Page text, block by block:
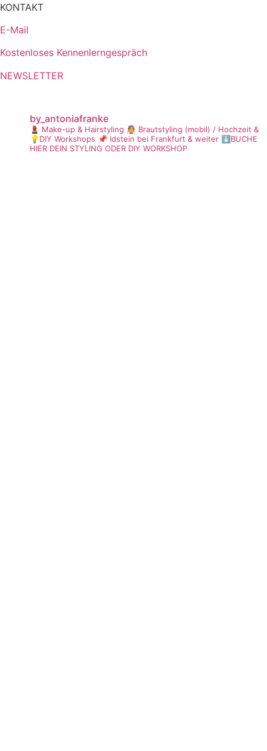
KONTAKT
E-Mail
Kostenloses Kennenlerngespräch
NEWSLETTER
by_antoniafranke
💄 Make-up & Hairstyling 👰 Brautstyling (mobil) / Hochzeit &
💡DIY Workshops 📌 Idstein bei Frankfurt & weiter ⬇️BUCHE
HIER DEIN STYLING ODER DIY WORKSHOP